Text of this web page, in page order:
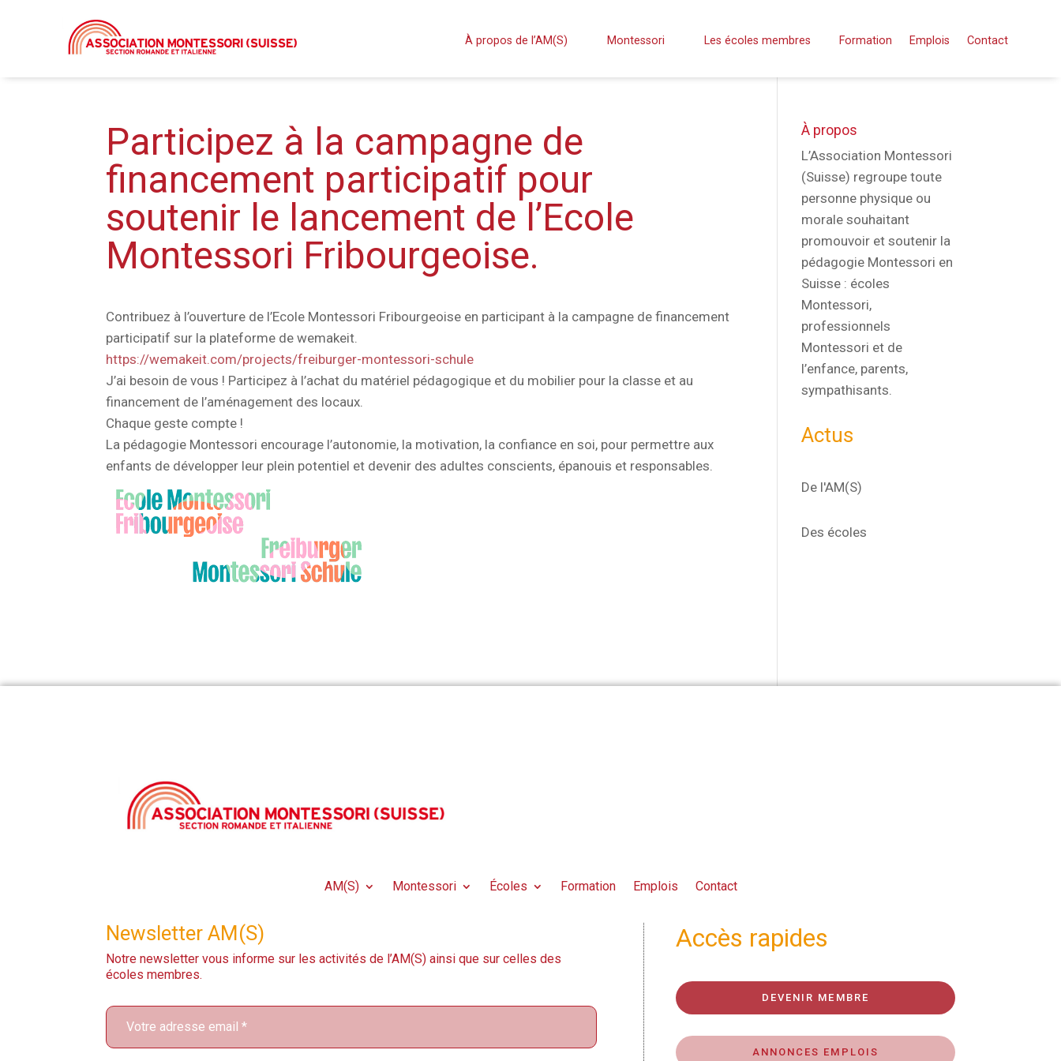
À propos de l’AM(S) Montessori Les écoles membres Formation Emplois Contact
Participez à la campagne de
financement participatif pour
soutenir le lancement de l’Ecole
Montessori Fribourgeoise.
Contribuez à l’ouverture de l’Ecole Montessori Fribourgeoise en participant à la campagne de financement
participatif sur la plateforme de wemakeit.
https://wemakeit.com/projects/freiburger-montessori-schule
J’ai besoin de vous ! Participez à l’achat du matériel pédagogique et du mobilier pour la classe et au
financement de l’aménagement des locaux.
Chaque geste compte !
La pédagogie Montessori encourage l’autonomie, la motivation, la confiance en soi, pour permettre aux
enfants de développer leur plein potentiel et devenir des adultes conscients, épanouis et responsables.
À propos
L’Association Montessori
(Suisse) regroupe toute
personne physique ou
morale souhaitant
promouvoir et soutenir la
pédagogie Montessori en
Suisse : écoles
Montessori,
professionnels
Montessori et de
l’enfance, parents,
sympathisants.
Actus
De l'AM(S)
Des écoles
AM(S) Montessori Écoles Formation Emplois Contact
Newsletter AM(S)
Notre newsletter vous informe sur les activités de l’AM(S) ainsi que sur celles des
écoles membres.
Accès rapides
DEVENIR MEMBRE
ANNONCES EMPLOIS